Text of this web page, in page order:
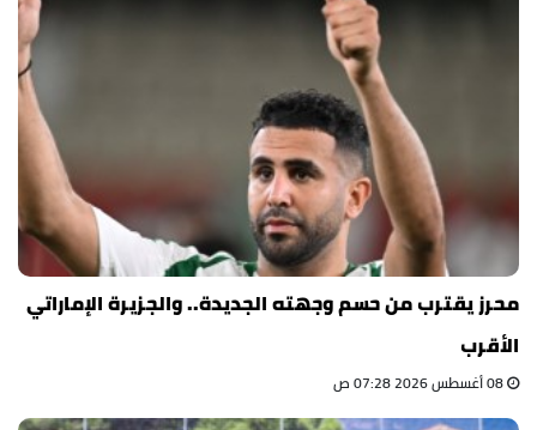
محرز يقترب من حسم وجهته الجديدة.. والجزيرة الإماراتي
الأقرب